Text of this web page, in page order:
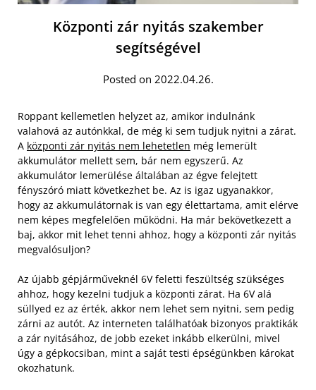
Központi zár nyitás szakember
segítségével
Posted on 2022.04.26.
Roppant kellemetlen helyzet az, amikor indulnánk
valahová az autónkkal, de még ki sem tudjuk nyitni a zárat.
A központi zár nyitás nem lehetetlen még lemerült
akkumulátor mellett sem, bár nem egyszerű. Az
akkumulátor lemerülése általában az égve felejtett
fényszóró miatt következhet be. Az is igaz ugyanakkor,
hogy az akkumulátornak is van egy élettartama, amit elérve
nem képes megfelelően működni. Ha már bekövetkezett a
baj, akkor mit lehet tenni ahhoz, hogy a központi zár nyitás
megvalósuljon?
Az újabb gépjárműveknél 6V feletti feszültség szükséges
ahhoz, hogy kezelni tudjuk a központi zárat. Ha 6V alá
süllyed ez az érték, akkor nem lehet sem nyitni, sem pedig
zárni az autót. Az interneten találhatóak bizonyos praktikák
a zár nyitásához, de jobb ezeket inkább elkerülni, mivel
úgy a gépkocsiban, mint a saját testi épségünkben károkat
okozhatunk.